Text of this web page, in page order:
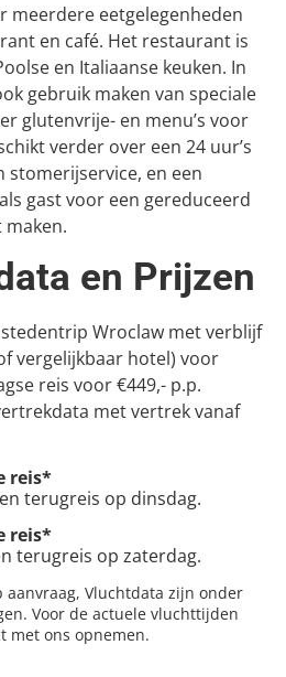
meerdere eetgelegenheden
en café. Het restaurant is
en Italiaanse keuken. In
gebruik maken van speciale
glutenvrije- en menu’s voor
verder over een 24 uur’s
stomerijservice, en een
gast voor een gereduceerd
en Prijzen
stedentrip Wroclaw met verblijf
vergelijkbaar hotel) voor
reis voor €449,- p.p.
met vertrek vanaf
reis*
terugreis op dinsdag.
reis*
terugreis op zaterdag.
Vluchtdata zijn onder
Voor de actuele vluchttijden
met ons opnemen.